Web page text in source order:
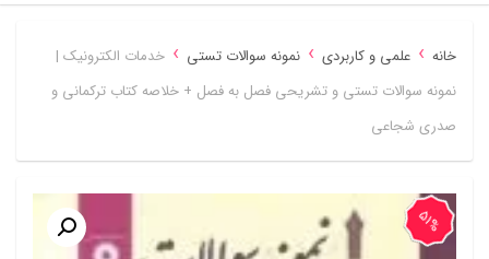
خانه › علمی و کاربردی › نمونه سوالات تستی › خدمات الکترونیک |
نمونه سوالات تستی و تشریحی فصل به فصل + خلاصه کتاب ترکمانی و
صدری شجاعی
51%